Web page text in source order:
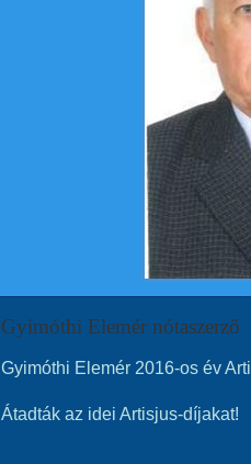
Gyimóthi Elemér nótaszerző
Gyimóthi Elemér 2016-os év
Átadták az idei Artisjus-díjakat!